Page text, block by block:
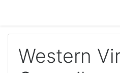
Western